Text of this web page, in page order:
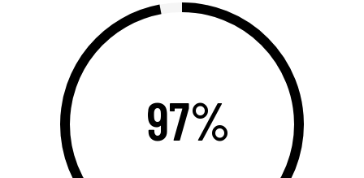
97%